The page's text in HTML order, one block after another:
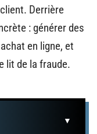
Derrière
: générer des
en ligne, et
lit de la fraude.